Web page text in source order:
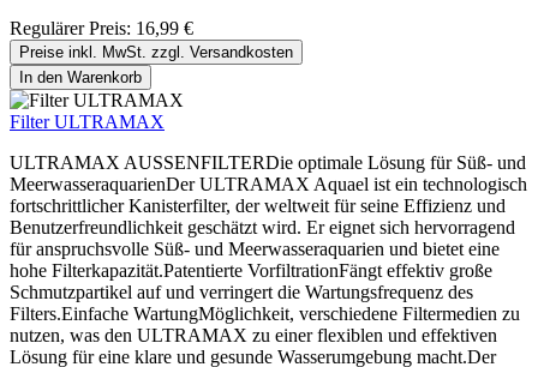
Regulärer Preis: 16,99 €
Preise inkl. MwSt. zzgl. Versandkosten
In den Warenkorb
Filter ULTRAMAX
ULTRAMAX AUSSENFILTERDie optimale Lösung für Süß- und
MeerwasseraquarienDer ULTRAMAX Aquael ist ein technologisch
fortschrittlicher Kanisterfilter, der weltweit für seine Effizienz und
Benutzerfreundlichkeit geschätzt wird. Er eignet sich hervorragend
für anspruchsvolle Süß- und Meerwasseraquarien und bietet eine
hohe Filterkapazität.Patentierte VorfiltrationFängt effektiv große
Schmutzpartikel auf und verringert die Wartungsfrequenz des
Filters.Einfache WartungMöglichkeit, verschiedene Filtermedien zu
nutzen, was den ULTRAMAX zu einer flexiblen und effektiven
Lösung für eine klare und gesunde Wasserumgebung macht.Der